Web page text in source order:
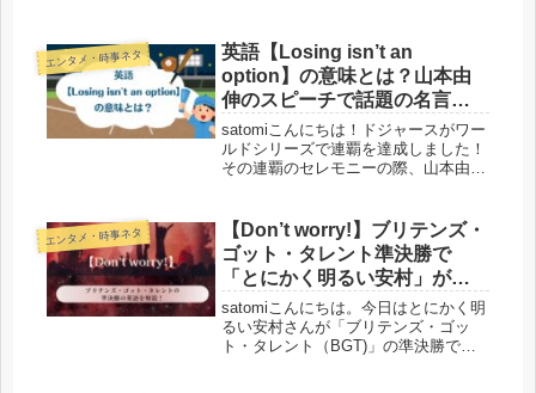
エンタメ・時事ネタ
英語【Losing isn’t an
option】の意味とは？山本由
伸のスピーチで話題の名言を
文法から解説！
satomiこんにちは！ドジャースがワー
ルドシリーズで連覇を達成しました！
その連覇のセレモニーの際、山本由伸
ズがSNSやニュースで大きな話題にな
り...
エンタメ・時事ネタ
【Don’t worry!】ブリテンズ・
ゴット・タレント準決勝で
「とにかく明るい安村」が使
った英語を解説！
satomiこんにちは。今日はとにかく明
るい安村さんが「ブリテンズ・ゴッ
ト・タレント（BGT)」の準決勝で使